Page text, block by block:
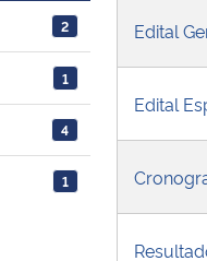
2
1
4
1
Edital
Edital